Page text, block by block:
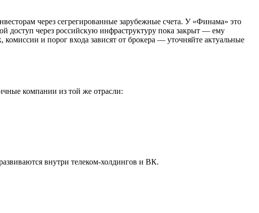
через сегрегированные зарубежные счета. У «Финама» это
доступ через российскую инфраструктуру пока закрыт — ему
и порог входа зависят от брокера — уточняйте актуальные
компании из той же отрасли:
внутри телеком-холдингов и ВК.